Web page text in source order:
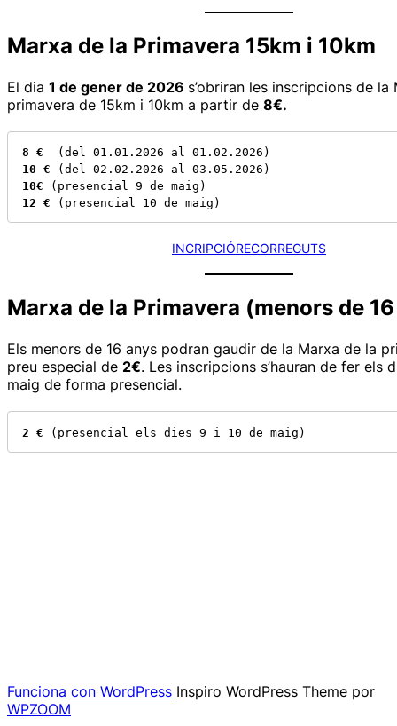
Marxa de la Primavera 15km i 10km
El dia 1 de gener de 2026 s’obriran les inscripcions de la
primavera de 15km i 10km a partir de 8€.
8 €
10 €
10€
12 € (presencial 10 de maig)
INCRIPCIÓRECORREGUTS
Marxa de la Primavera (menors de
Els menors de 16 anys podran gaudir de la Marxa de la
preu especial de 2€. Les inscripcions s’hauran de fer els
maig de forma presencial.
2 € (presencial els dies 9 i 10 de maig)
Funciona con WordPress Inspiro WordPress Theme por
WPZOOM